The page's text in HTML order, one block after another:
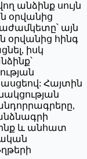
անձինք սույն
օրվանից
այն
օրվանից հինգ
իսկ
Հայտին
և անհատ